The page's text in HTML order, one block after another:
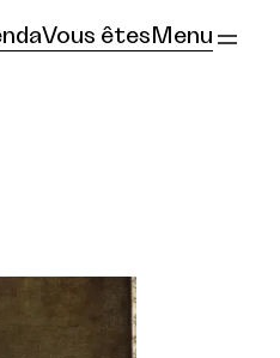
Vous êtes Menu